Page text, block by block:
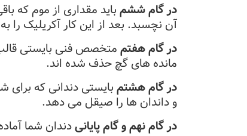
در گام ششم باید مقداری از موم که
آن نچسبد. بعد از این کار آکریلیک
در گام هفتم متخصص فنی بایستی
مانده های گچ حذف شده اند.
در گام هشتم بایستی دندانی که برای
و داندان ها را صیقل می دهد.
در گام نهم و گام پایانیدندان شما